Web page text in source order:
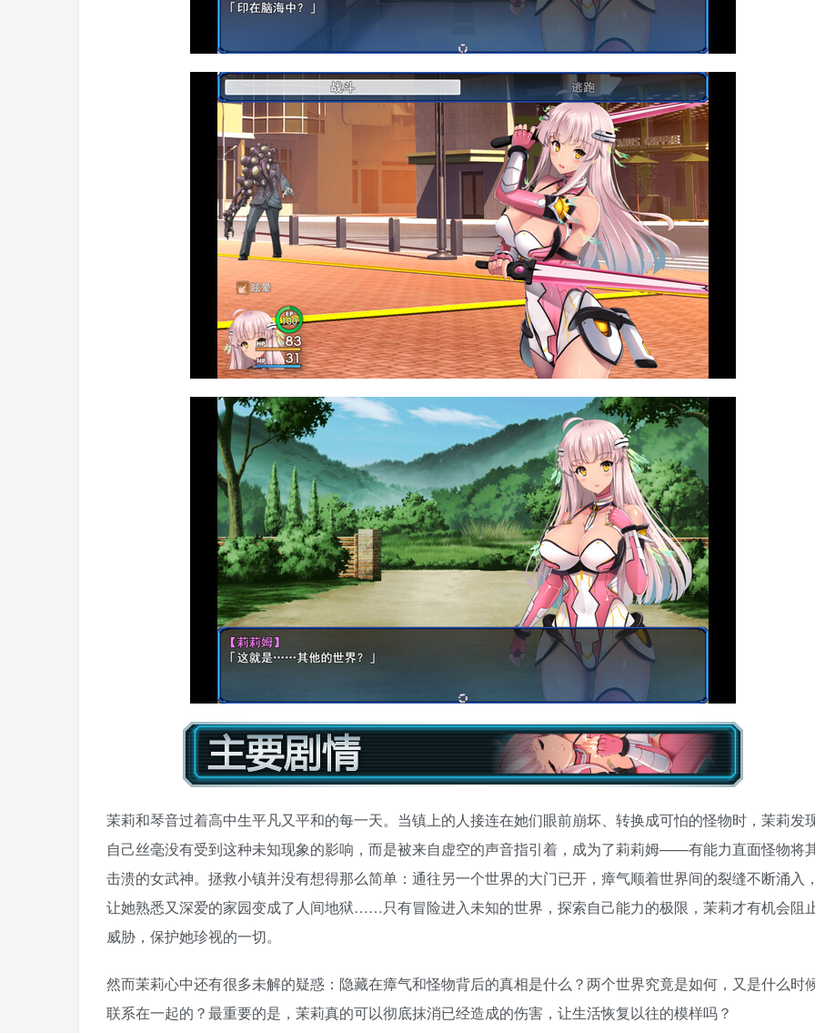
茉莉和琴音过着高中生平凡又平和的每一天。当镇上的人接连在她们眼前崩坏、转换成可怕的怪物时，茉莉发
自己丝毫没有受到这种未知现象的影响，而是被来自虚空的声音指引着，成为了莉莉姆——有能力直面怪物将
击溃的女武神。拯救小镇并没有想得那么简单：通往另一个世界的大门已开，瘴气顺着世界间的裂缝不断涌入
让她熟悉又深爱的家园变成了人间地狱……只有冒险进入未知的世界，探索自己能力的极限，茉莉才有机会阻
威胁，保护她珍视的一切。
然而茉莉心中还有很多未解的疑惑：隐藏在瘴气和怪物背后的真相是什么？两个世界究竟是如何，又是什么时
联系在一起的？最重要的是，茉莉真的可以彻底抹消已经造成的伤害，让生活恢复以往的模样吗？